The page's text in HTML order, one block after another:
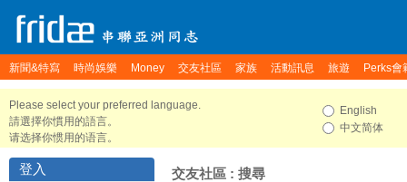
新聞&特寫 時尚娛樂 Money 交友社區 家族 活動訊息 旅遊 Perks會
Please select your preferred language.
請選擇你慣用的語言。
请选择你惯用的语言。
English
中文简体
登入 交友社區 : 搜尋